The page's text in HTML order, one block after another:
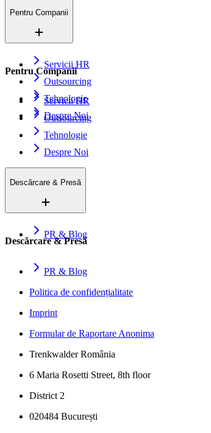
Pentru Companii
Servicii HR
Outsourcing
Tehnologie
Despre Noi
Pentru Companii
Servicii HR
Outsourcing
Tehnologie
Despre Noi
Descărcare & Presă
PR & Blog
Descărcare & Presă
PR & Blog
Politica de confidențialitate
Imprint
Formular de Raportare Anonima
Trenkwalder România
6 Maria Rosetti Street, 8th floor
District 2
020484 București